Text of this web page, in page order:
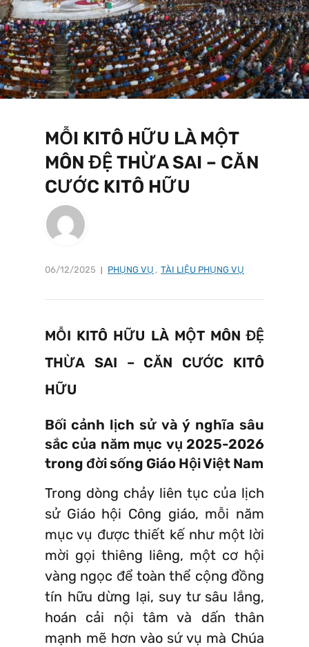
MỖI KITÔ HỮU LÀ MỘT
MÔN ĐỆ THỪA SAI – CĂN
CƯỚC KITÔ HỮU
06/12/2025 PHỤNG VỤ , TÀI LIỆU PHỤNG VỤ
MỖI KITÔ HỮU LÀ MỘT MÔN ĐỆ
THỪA SAI – CĂN CƯỚC KITÔ
HỮU
Bối cảnh lịch sử và ý nghĩa sâu
sắc của năm mục vụ 2025-2026
trong đời sống Giáo Hội Việt Nam
Trong dòng chảy liên tục của lịch
sử Giáo hội Công giáo, mỗi năm
mục vụ được thiết kế như một lời
mời gọi thiêng liêng, một cơ hội
vàng ngọc để toàn thể cộng đồng
tín hữu dừng lại, suy tư sâu lắng,
hoán cải nội tâm và dấn thân
mạnh mẽ hơn vào sứ vụ mà Chúa